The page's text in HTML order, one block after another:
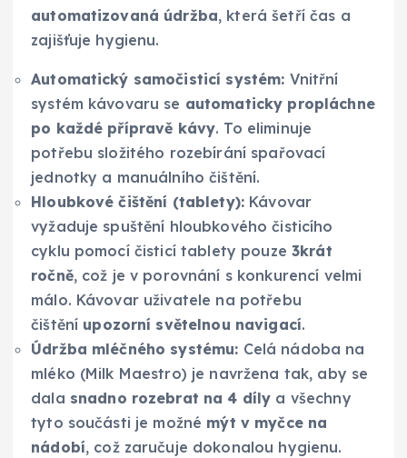
automatizovaná údržba, která šetří čas a
zajišťuje hygienu.
Automatický samočisticí systém: Vnitřní
systém kávovaru se automaticky propláchne
po každé přípravě kávy. To eliminuje
potřebu složitého rozebírání spařovací
jednotky a manuálního čištění.
Hloubkové čištění (tablety): Kávovar
vyžaduje spuštění hloubkového čisticího
cyklu pomocí čisticí tablety pouze3krát
ročně, což je v porovnání s konkurencí velmi
málo. Kávovar uživatele na potřebu
čištění upozorní světelnou navigací.
Údržba mléčného systému: Celá nádoba na
mléko (Milk Maestro) je navržena tak, aby se
dala snadno rozebrat na 4 díly a všechny
tyto součásti je možné mýt v myčce na
nádobí, což zaručuje dokonalou hygienu.